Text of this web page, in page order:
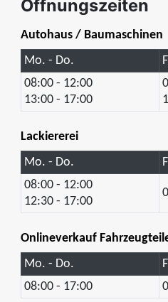
Öffnungszeiten
Autohaus / Baumaschinen
Mo. - Do.
08:00 - 12:00
13:00 - 17:00
Lackiererei
Mo. - Do.
08:00 - 12:00
12:30 - 17:00
Onlineverkauf
Mo. - Do.
08:00 - 17:00